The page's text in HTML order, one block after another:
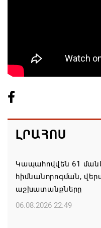
ԼՐԱՀՈՍ
Կապահովվեն 61
հիմնանորոգման,
աշխատանքները
06.08.2026 22:49